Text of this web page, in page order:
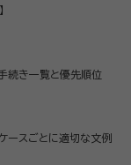
続き一覧と優先順位
ースごとに適切な文例